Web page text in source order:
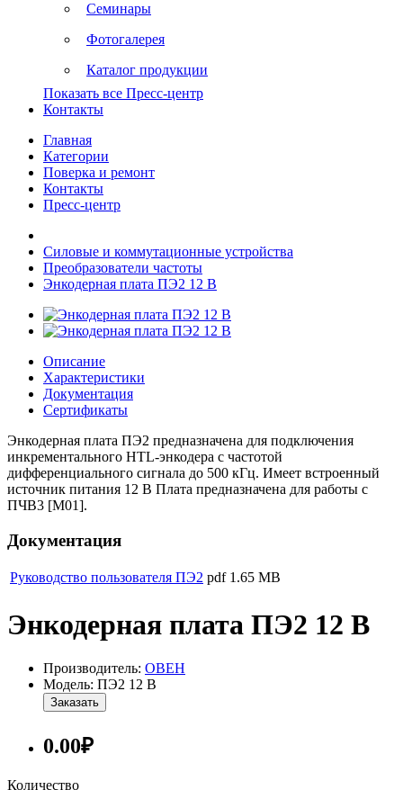
Семинары
Фотогалерея
Каталог продукции
Показать все Пресс-центр
Контакты
Главная
Категории
Поверка и ремонт
Контакты
Пресс-центр
Силовые и коммутационные устройства
Преобразователи частоты
Энкодерная плата ПЭ2 12 В
Описание
Характеристики
Документация
Сертификаты
Энкодерная плата ПЭ2 предназначена для подключения
инкрементального HTL-энкодера с частотой
дифференциального сигнала до 500 кГц. Имеет встроенный
источник питания 12 В Плата предназначена для работы с
ПЧВ3 [M01].
Документация
Руководство пользователя ПЭ2 pdf 1.65 MB
Энкодерная плата ПЭ2 12 В
Производитель: ОВЕН
Модель: ПЭ2 12 В
Заказать
0.00₽
Количество